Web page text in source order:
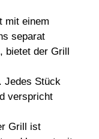
mit einem
separat
bietet der Grill
Jedes Stück
verspricht
Grill ist